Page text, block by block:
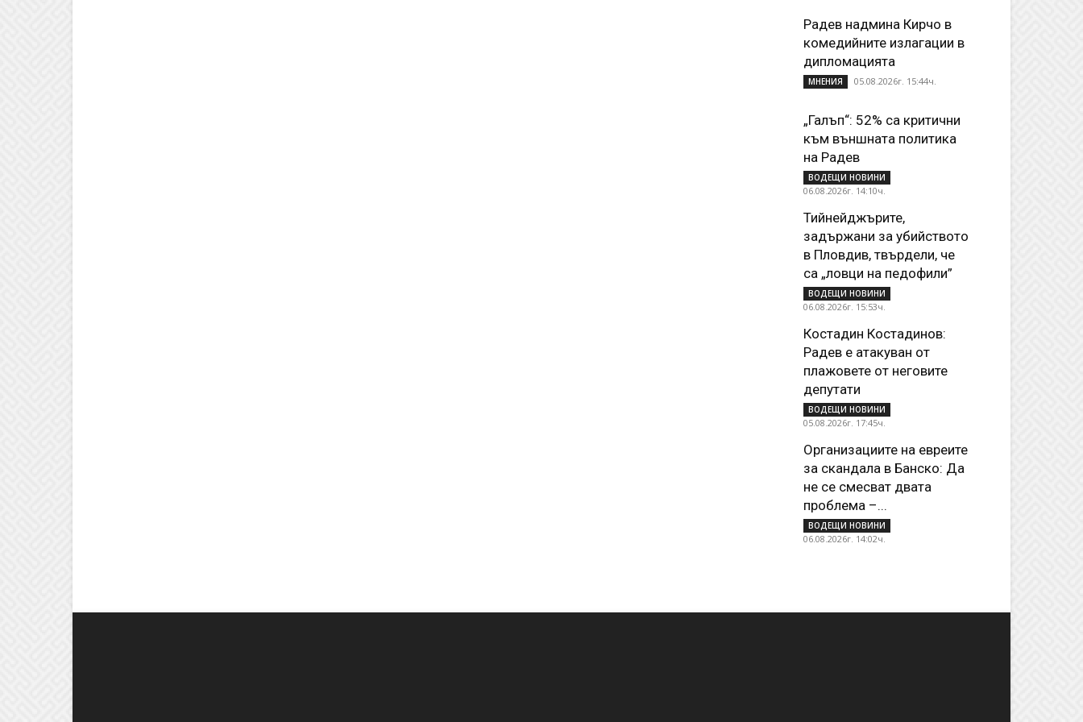
Радев надмина Кирчо в
комедийните излагации в
дипломацията
МНЕНИЯ 05.08.2026г. 15:44ч.
„Галъп“: 52% са критични
към външната политика
на Радев
ВОДЕЩИ НОВИНИ
06.08.2026г. 14:10ч.
Тийнейджърите,
задържани за убийството
в Пловдив, твърдели, че
са „ловци на педофили”
ВОДЕЩИ НОВИНИ
06.08.2026г. 15:53ч.
Костадин Костадинов:
Радев е атакуван от
плажoвете от неговите
депутати
ВОДЕЩИ НОВИНИ
05.08.2026г. 17:45ч.
Организациите на евреите
за скандала в Банско: Да
не се смесват двата
проблема –...
ВОДЕЩИ НОВИНИ
06.08.2026г. 14:02ч.